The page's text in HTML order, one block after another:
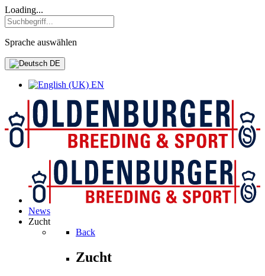
Loading...
Sprache auswählen
DE
EN
News
Zucht
Back
Zucht